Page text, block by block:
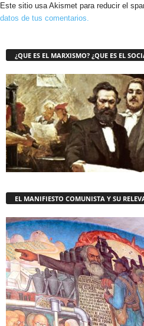
Este sitio usa Akismet para reducir el
datos de tus comentarios.
¿QUE ES EL MARXISMO? ¿QUE ES EL
EL MANIFIESTO COMUNISTA Y SU